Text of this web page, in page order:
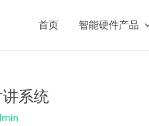
首页 智能硬件产品
系统